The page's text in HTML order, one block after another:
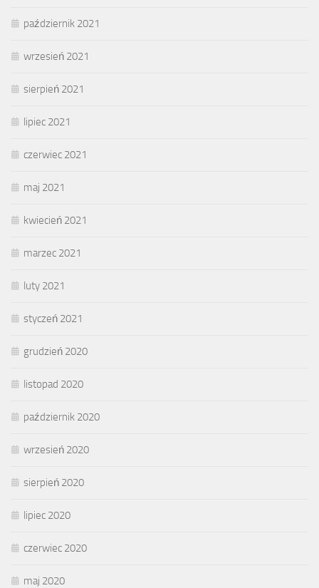
październik 2021
wrzesień 2021
sierpień 2021
lipiec 2021
czerwiec 2021
maj 2021
kwiecień 2021
marzec 2021
luty 2021
styczeń 2021
grudzień 2020
listopad 2020
październik 2020
wrzesień 2020
sierpień 2020
lipiec 2020
czerwiec 2020
maj 2020